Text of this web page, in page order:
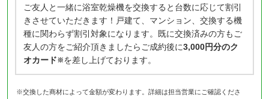
ご友人と一緒に浴室乾燥機を交換すると台数に応じて割引
きさせていただきます！戸建て、マンション、交換する機
種に関わらず割引対象になります。既に交換済みの方もご
友人の方をご紹介頂きましたらご成約後に3,000円分のク
オカード※を差し上げております。
※交換した商材によって金額が変わります。詳細は担当営業にご確認くださ